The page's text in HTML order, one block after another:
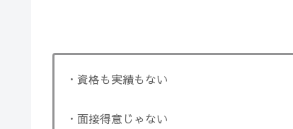
・資格も実績もない
・面接得意じゃない